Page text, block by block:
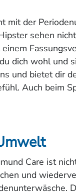
mit der
sehen
dich wohl und
und bietet dir
Auch beim
Care ist
und